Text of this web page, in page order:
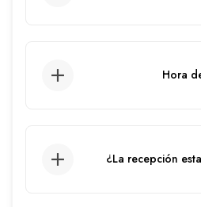
Hora
¿La recepción